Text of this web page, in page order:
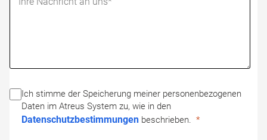
Ich stimme der Speicherung meiner personenbezogenen
Daten im Atreus System zu, wie in den
Datenschutzbestimmungen beschrieben.